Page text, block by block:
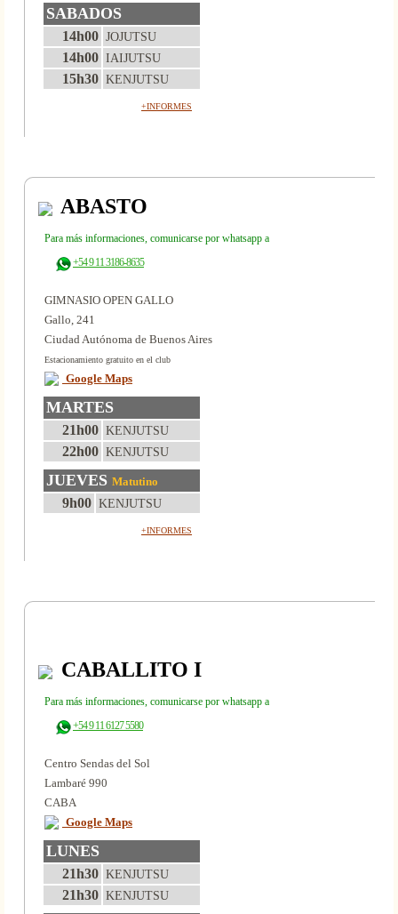
SABADOS
14h00 JOJUTSU
14h00 IAIJUTSU
15h30 KENJUTSU
+INFORMES
ABASTO
Para más informaciones, comunicarse por whatsapp a
+54 9 11 3186-8635
GIMNASIO OPEN GALLO
Gallo, 241
Ciudad Autónoma de Buenos Aires
Estacionamiento gratuito en el club
Google Maps
MARTES
21h00 KENJUTSU
22h00 KENJUTSU
JUEVES Matutino
9h00 KENJUTSU
+INFORMES
CABALLITO I
Para más informaciones, comunicarse por whatsapp a
+54 9 11 6127 5580
Centro Sendas del Sol
Lambaré 990
CABA
Google Maps
LUNES
21h30 KENJUTSU
21h30 KENJUTSU